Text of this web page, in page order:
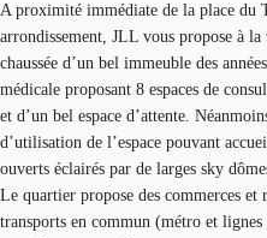
A proximité immédiate de la place du
arrondissement, JLL vous propose à
chaussée d’un bel immeuble des
médicale proposant 8 espaces de
et d’un bel espace d’attente.
d’utilisation de l’espace pouvant
ouverts éclairés par de larges sky
Le quartier propose des commerces et
transports en commun (métro et